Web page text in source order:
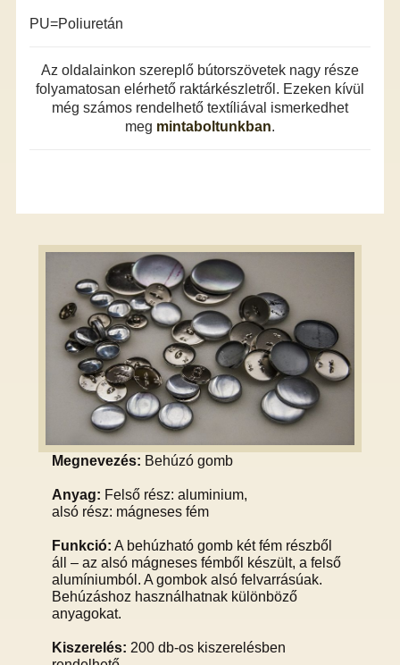
PU=Poliuretán
Az oldalainkon szereplő bútorszövetek nagy része
folyamatosan elérhető raktárkészletről. Ezeken kívül
még számos rendelhető textíliával ismerkedhet
meg mintaboltunkban.
Megnevezés: Behúzó gomb
Anyag: Felső rész: aluminium,
alsó rész: mágneses fém
Funkció: A behúzható gomb két fém részből
áll – az alsó mágneses fémből készült, a felső
alumíniumból. A gombok alsó felvarrásúak.
Behúzáshoz használhatnak különböző
anyagokat.
Kiszerelés: 200 db-os kiszerelésben